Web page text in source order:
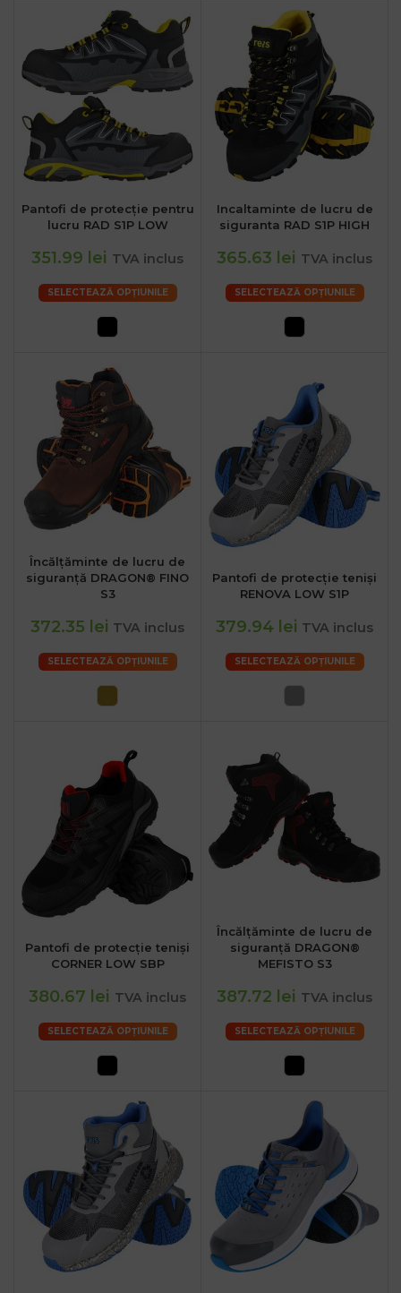
Pantofi de protecție pentru
lucru RAD S1P LOW
351.99 lei TVA inclus
SELECTEAZĂ OPȚIUNILE
Incaltaminte de lucru de
siguranta RAD S1P HIGH
365.63 lei TVA inclus
SELECTEAZĂ OPȚIUNILE
Încălțăminte de lucru de
siguranță DRAGON® FINO
S3
372.35 lei TVA inclus
SELECTEAZĂ OPȚIUNILE
Pantofi de protecție teniși
RENOVA LOW S1P
379.94 lei TVA inclus
SELECTEAZĂ OPȚIUNILE
Pantofi de protecție teniși
CORNER LOW SBP
380.67 lei TVA inclus
SELECTEAZĂ OPȚIUNILE
Încălțăminte de lucru de
siguranță DRAGON®
MEFISTO S3
387.72 lei TVA inclus
SELECTEAZĂ OPȚIUNILE